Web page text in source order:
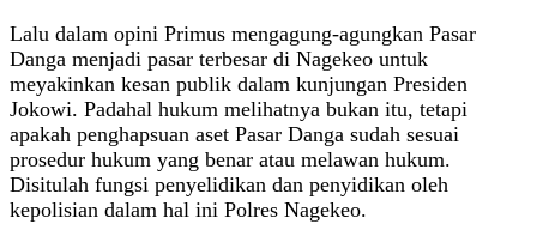
Lalu dalam opini Primus mengagung-agungkan Pasar
Danga menjadi pasar terbesar di Nagekeo untuk
meyakinkan kesan publik dalam kunjungan Presiden
Jokowi. Padahal hukum melihatnya bukan itu, tetapi
apakah penghapsuan aset Pasar Danga sudah sesuai
prosedur hukum yang benar atau melawan hukum.
Disitulah fungsi penyelidikan dan penyidikan oleh
kepolisian dalam hal ini Polres Nagekeo.